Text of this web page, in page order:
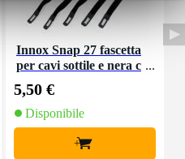
Innox Snap 27 fascetta
per cavi sottile e nera c
(10 pezzi)
5,50 €
Disponibile
+